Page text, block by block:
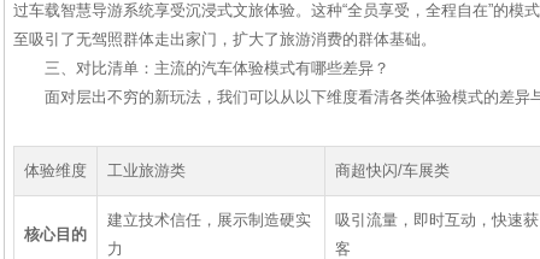
过车载智慧导游系统享受沉浸式文旅体验。这种“全员享受，全程自在”的模
至吸引了无驾照群体走出家门，扩大了旅游消费的群体基础。
三、对比清单：主流的汽车体验模式有哪些差异？
面对层出不穷的新玩法，我们可以从以下维度看清各类体验模式的差异
体验维度 工业旅游类 商超快闪/车展类
核心目的
建立技术信任，展示制造硬实
力
吸引流量，即时互动，快速获
客